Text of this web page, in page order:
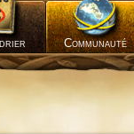
Communauté